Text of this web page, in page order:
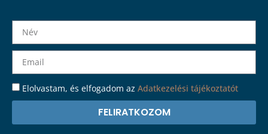
Elolvastam, és elfogadom az Adatkezelési tájékoztatót
FELIRATKOZOM